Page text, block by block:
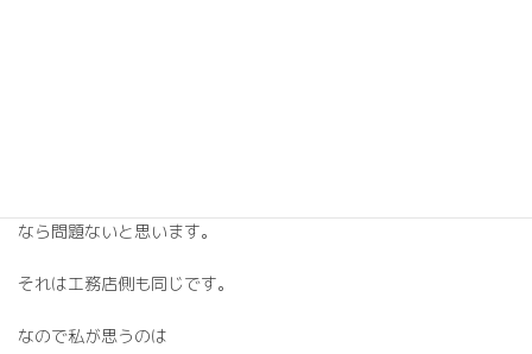
なら問題ないと思います。
それは工務店側も同じです。
なので私が思うのは